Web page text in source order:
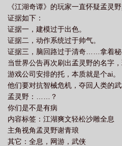
《江湖奇谭》的玩家一直怀疑孟灵
证据如下：
证据一，建模过于出色。
证据二，动作系统过于帅气。
证据三，脑回路过于清奇……拿着秘
当世界公告再次刷出孟灵野的名字
游戏公司安排的托，本质就是个ai。
他们要对抗智械危机，夺回人类的武
孟灵野：……？
你们是不是有病
内容标签：江湖爽文轻松沙雕全息
主角视角孟灵野谢青琅
其它：全息，网游，武侠